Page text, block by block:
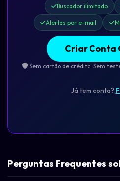
Buscador ilimitado
Alertas por e-mail
Criar Conta
Sem cartão de crédito. Sem
Já tem conta?
Perguntas Frequentes